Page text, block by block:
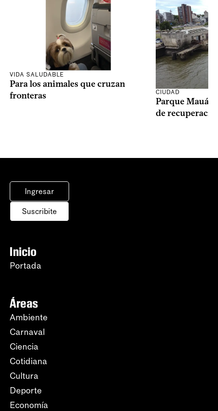
VIDA SALUDABLE
Para los animales que cruzan
fronteras
CIUDAD
Parque Mauá
de
Ingresar
Suscribite
Inicio
Portada
Áreas
Ambiente
Carnaval
Ciencia
Cotidiana
Cultura
Deporte
Economía